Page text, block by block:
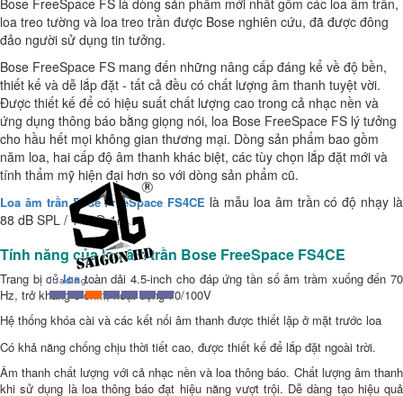
loa treo tường và loa treo trần được Bose nghiên cứu, đã được đông
đảo người sử dụng tin tưởng.
Bose FreeSpace FS mang đến những nâng cấp đáng kể về độ bền,
thiết kế và dễ lắp đặt - tất cả đều có chất lượng âm thanh tuyệt vời.
Được thiết kế để có hiệu suất chất lượng cao trong cả nhạc nền và
ứng dụng thông báo bằng giọng nói, loa Bose FreeSpace FS lý tưởng
cho hầu hết mọi không gian thương mại. Dòng sản phẩm bao gồm
năm loa, hai cấp độ âm thanh khác biệt, các tùy chọn lắp đặt mới và
tính thẩm mỹ hiện đại hơn so với dòng sản phẩm cũ.
Loa âm trần Bose FreeSpace FS4CE là mẫu loa âm trần có độ nhạy là
88 dB SPL / 1W @ 1m.
Tính năng của loa âm trần Bose FreeSpace FS4CE
Trang bịcủloatoàn dải 4.5-inch cho đáp ứng tần số âm trầm xuống đến 70
Hz, trở kháng8-ohm, hoạt động 70/100V
Hệ thống khóa cài và các kết nối âm thanh được thiết lập ở mặt trước loa
Có khả năng chống chịu thời tiết cao, được thiết kế để lắp đặt ngoài trời.
Âm thanh chất lượng với cả nhạc nền và loa thông báo. Chất lượng âm thanh
khi sử dụng là loa thông báo đạt hiệu năng vượt trội. Dễ dàng tạo hiệu quả